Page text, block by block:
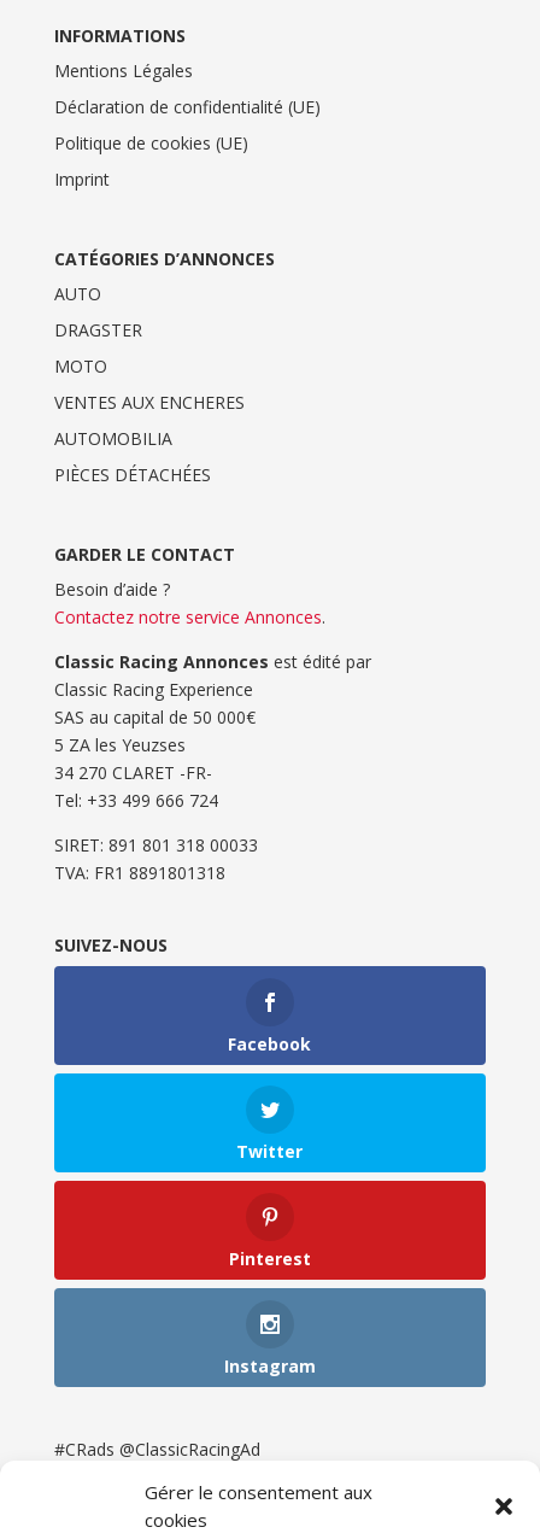
Gérer le consentement aux
cookies
INFORMATIONS
Mentions Légales
Déclaration de confidentialité (UE)
Politique de cookies (UE)
Imprint
CATÉGORIES D’ANNONCES
AUTO
DRAGSTER
MOTO
VENTES AUX ENCHERES
AUTOMOBILIA
PIÈCES DÉTACHÉES
GARDER LE CONTACT
Besoin d’aide ?
Contactez notre service Annonces.
Classic Racing Annonces est édité par
Classic Racing Experience
SAS au capital de 50 000€
5 ZA les Yeuzses
34 270 CLARET -FR-
Tel: ‭+33 499 666 724‬
SIRET: 891 801 318 00033
TVA: FR1 8891801318
SUIVEZ-NOUS
Facebook
Twitter
Pinterest
Instagram
#CRads @ClassicRacingAd